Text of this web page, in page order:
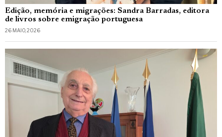
Edição, memória e migrações: Sandra Barradas, editora
de livros sobre emigração portuguesa
26 MAIO, 2026